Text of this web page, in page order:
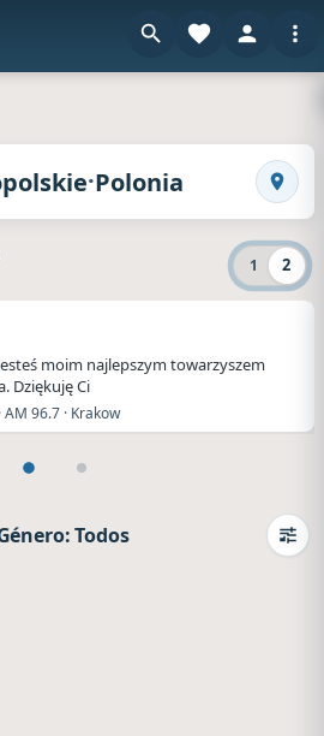
Malopolskie · Poloniaen
·Polonia
1 2
moim najlepszym towarzyszem
Dziękuję Ci
AM 96.7 · Krakow
Todos